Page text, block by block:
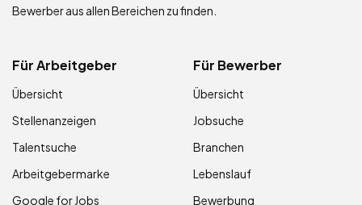
Bewerber aus allen Bereichen zu finden.
Für Arbeitgeber
Übersicht
Stellenanzeigen
Talentsuche
Arbeitgebermarke
Google for Jobs
Für Bewerber
Übersicht
Jobsuche
Branchen
Lebenslauf
Bewerbung